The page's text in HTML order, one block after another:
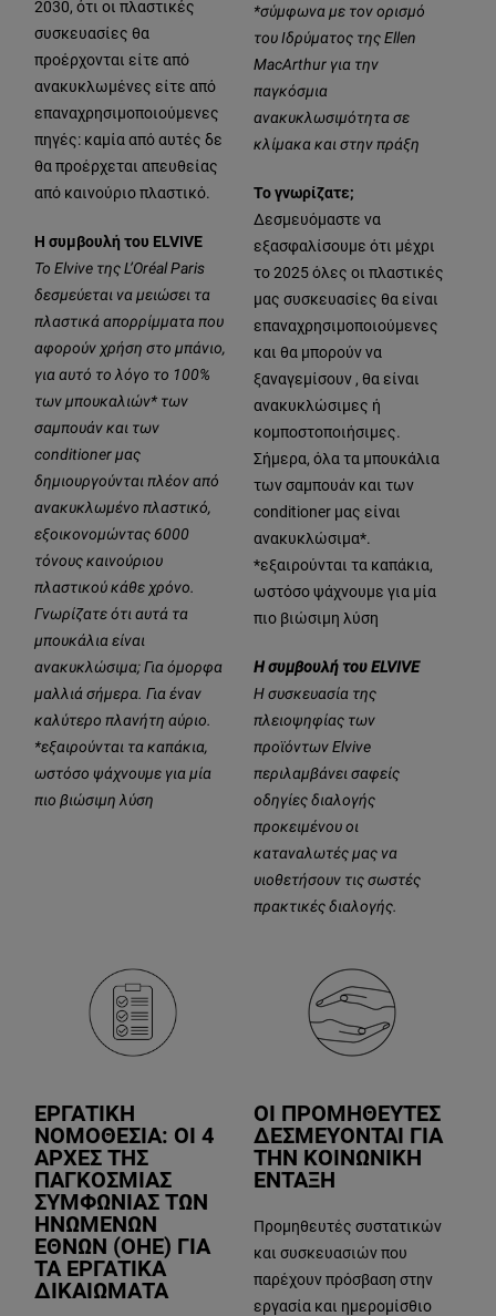
2030, ότι οι πλαστικές
συσκευασίες θα
προέρχονται είτε από
ανακυκλωμένες είτε από
επαναχρησιμοποιούμενες
πηγές: καμία από αυτές δε
θα προέρχεται απευθείας
από καινούριο πλαστικό.
Η συμβουλή του ELVIVE
Το Elvive της L’Oréal Paris
δεσμεύεται να μειώσει τα
πλαστικά απορρίμματα που
αφορούν χρήση στο μπάνιο,
για αυτό το λόγο το 100%
των μπουκαλιών* των
σαμπουάν και των
conditioner μας
δημιουργούνται πλέον από
ανακυκλωμένο πλαστικό,
εξοικονομώντας 6000
τόνους καινούριου
πλαστικού κάθε χρόνο.
Γνωρίζατε ότι αυτά τα
μπουκάλια είναι
ανακυκλώσιμα; Για όμορφα
μαλλιά σήμερα. Για έναν
καλύτερο πλανήτη αύριο.
*εξαιρούνται τα καπάκια,
ωστόσο ψάχνουμε για μία
πιο βιώσιμη λύση
*σύμφωνα με τον ορισμό
του Ιδρύματος της Ellen
MacArthur για την
παγκόσμια
ανακυκλωσιμότητα σε
κλίμακα και στην πράξη
Το γνωρίζατε;
Δεσμευόμαστε να
εξασφαλίσουμε ότι μέχρι
το 2025 όλες οι πλαστικές
μας συσκευασίες θα είναι
επαναχρησιμοποιούμενες
και θα μπορούν να
ξαναγεμίσουν , θα είναι
ανακυκλώσιμες ή
κομποστοποιήσιμες.
Σήμερα, όλα τα μπουκάλια
των σαμπουάν και των
conditioner μας είναι
ανακυκλώσιμα*.
*εξαιρούνται τα καπάκια,
ωστόσο ψάχνουμε για μία
πιο βιώσιμη λύση
Η συμβουλή του ELVIVE
Η συσκευασία της
πλειοψηφίας των
προϊόντων Elvive
περιλαμβάνει σαφείς
οδηγίες διαλογής
προκειμένου οι
καταναλωτές μας να
υιοθετήσουν τις σωστές
πρακτικές διαλογής.
ΕΡΓΑΤΙΚΗ
ΝΟΜΟΘΕΣΙΑ: ΟΙ 4
ΑΡΧΕΣ ΤΗΣ
ΠΑΓΚΟΣΜΙΑΣ
ΣΥΜΦΩΝΙΑΣ ΤΩΝ
ΗΝΩΜΕΝΩΝ
ΕΘΝΩΝ (ΟΗΕ) ΓΙΑ
ΤΑ ΕΡΓΑΤΙΚΑ
ΔΙΚΑΙΩΜΑΤΑ
ΟΙ ΠΡΟΜΗΘΕΥΤΕΣ
ΔΕΣΜΕΥΟΝΤΑΙ ΓΙΑ
ΤΗΝ ΚΟΙΝΩΝΙΚΗ
ΕΝΤΑΞΗ
Προμηθευτές συστατικών
και συσκευασιών που
παρέχουν πρόσβαση στην
εργασία και ημερομίσθιο